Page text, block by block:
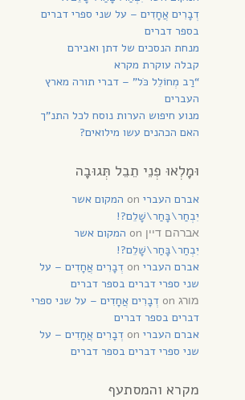
דְבָרִים אֲחָדִים – על שני ספרי דברים
בספר דברים
מנחת הנסכים של דתן ואבירם
קבלה עוקרת מקרא
“רַב מְחוֹלֵל כֹּל” – דברי תורה מארץ
העברים
מנוע חיפוש הערות נוסח לכל התנ”ך
האם הכהנים עשו מילואים?
וּמָלְאוּ פְנֵי תֵבֵל תְּגוּבָה
אברם העברי
המקום אשר
יִבְחַר\בָּחַר\שָׁלֵם?!
אברהם דיין
המקום אשר
יִבְחַר\בָּחַר\שָׁלֵם?!
אברם העברי
דְבָרִים אֲחָדִים – על
שני ספרי דברים בספר דברים
מורג
דְבָרִים אֲחָדִים – על שני ספרי
דברים בספר דברים
אברם העברי
דְבָרִים אֲחָדִים – על
שני ספרי דברים בספר דברים
מקרא והמסתעף